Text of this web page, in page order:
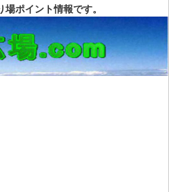
ポイント情報です。